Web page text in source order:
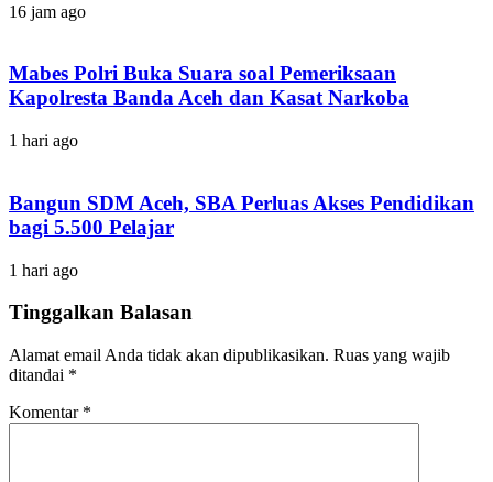
16 jam ago
Mabes Polri Buka Suara soal Pemeriksaan
Kapolresta Banda Aceh dan Kasat Narkoba
1 hari ago
Bangun SDM Aceh, SBA Perluas Akses Pendidikan
bagi 5.500 Pelajar
1 hari ago
Tinggalkan Balasan
Alamat email Anda tidak akan dipublikasikan. Ruas yang wajib
ditandai *
Komentar *